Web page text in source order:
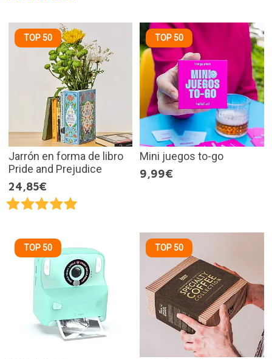
TOP 50
Jarrón en forma de libro
Pride and Prejudice
24,85€
TOP 50
Mini juegos to-go
9,99€
TOP 50 TOP 50